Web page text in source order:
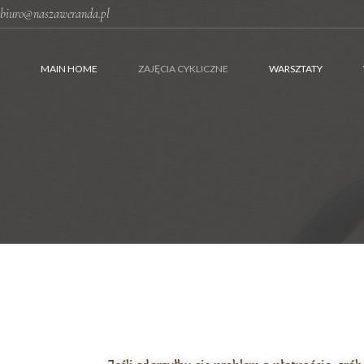
biuro@naszaweranda.pl
MAIN HOME ZAJĘCIA CYKLICZNE WARSZTATY